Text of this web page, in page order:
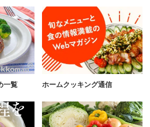
一覧 ホームクッキング通信